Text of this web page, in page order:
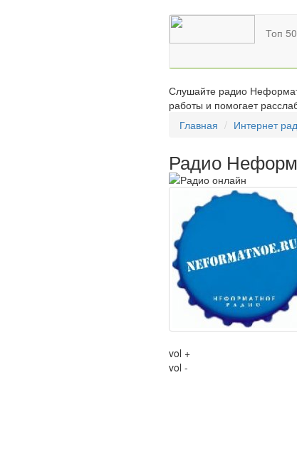
Топ 50
Слушайте радио
работы и помогает
Главная
Интернет
Радио
vol +
vol -